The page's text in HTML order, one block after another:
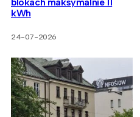
kWh
24-07-2026